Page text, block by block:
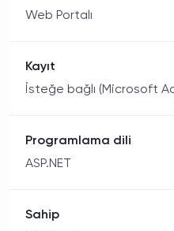
Web Portalı
Kayıt
İsteğe bağlı (Microsoft
Programlama dili
ASP.NET
Sahip